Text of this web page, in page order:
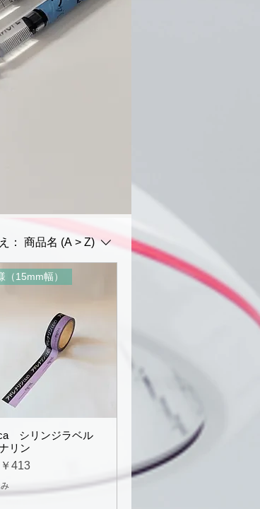
： 商品名 (A > Z)
（15mm幅）
シリンジラベル
リン
セール価格
￥413